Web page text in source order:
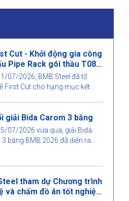
Cut - Khởi động gia công
Pipe Rack gói thầu T08,
máy Nhiệt điện Long
07/2026, BMB Steel đã tổ
First Cut cho hạng mục kết
giải Bida Carom 3 băng
07/2026 vừa qua, giải Bida
băng BMB 2026 đã diễn ra
tham dự Chương trình
và chấm đồ án tốt nghiệp